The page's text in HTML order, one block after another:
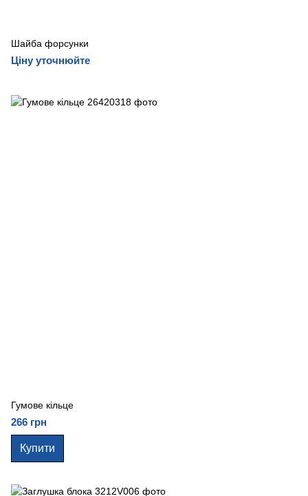
Шайба форсунки
Ціну уточнюйте
Гумове кільце
266 грн
Купити